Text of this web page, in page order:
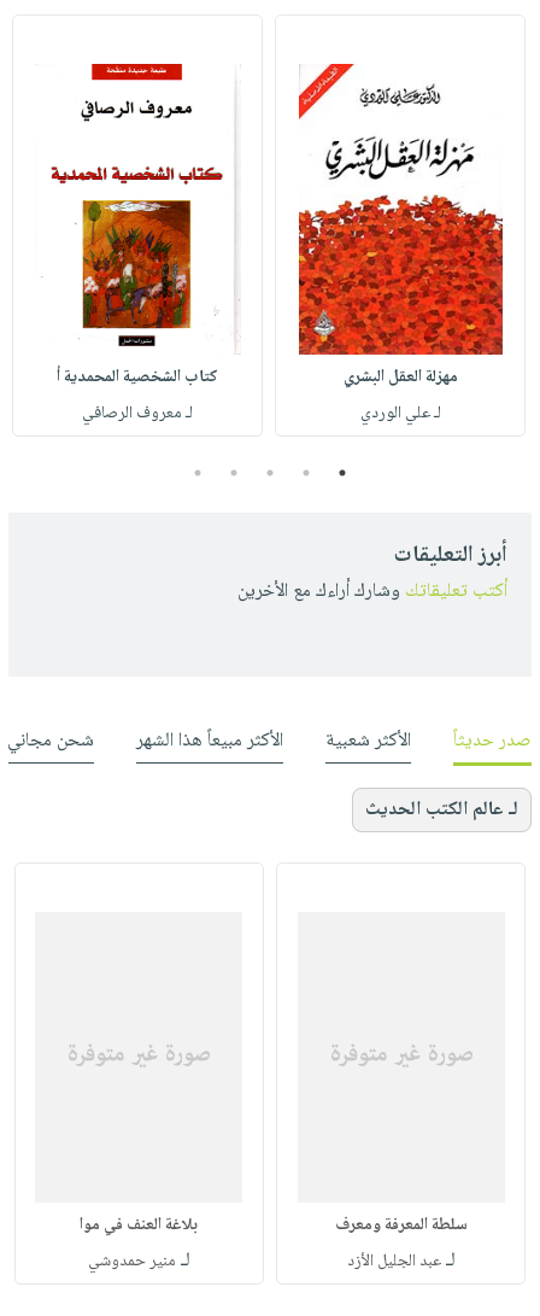
مهزلة العقل البشري
لـ علي الوردي
كتاب الشخصية المحمدية أ
لـ معروف الرصافي
1
2
3
4
5
أبرز التعليقات
أكتب تعليقاتك وشارك أراءك مع الأخرين
صدر حديثاً الأكثر شعبية الأكثر مبيعاً هذا الشهر شحن مجاني
لـ عالم الكتب الحديث
سلطة المعرفة ومعرف
لـعبد الجليل الأزد
بلاغة العنف في موا
لـ منير حمدوشي